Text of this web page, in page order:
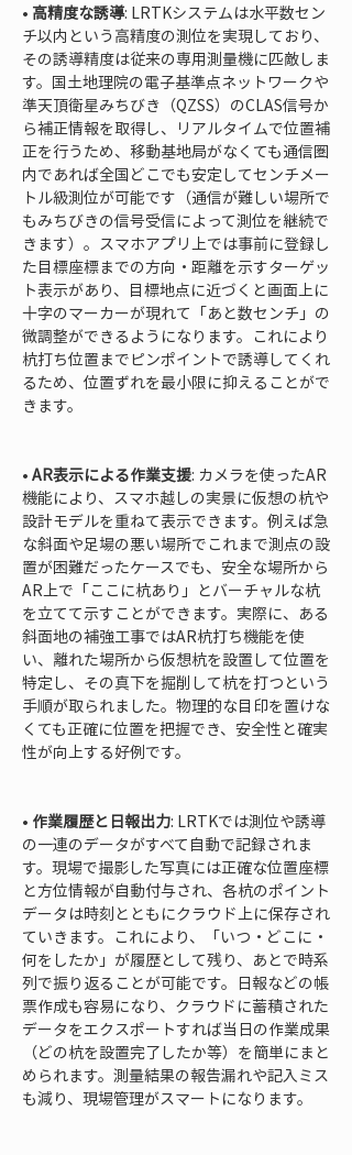
• 高精度な誘導: LRTKシステムは水平数セン
チ以内という高精度の測位を実現しており、
その誘導精度は従来の専用測量機に匹敵しま
す。国土地理院の電子基準点ネットワークや
準天頂衛星みちびき（QZSS）のCLAS信号か
ら補正情報を取得し、リアルタイムで位置補
正を行うため、移動基地局がなくても通信圏
内であれば全国どこでも安定してセンチメー
トル級測位が可能です（通信が難しい場所で
もみちびきの信号受信によって測位を継続で
きます）。スマホアプリ上では事前に登録し
た目標座標までの方向・距離を示すターゲッ
ト表示があり、目標地点に近づくと画面上に
十字のマーカーが現れて「あと数センチ」の
微調整ができるようになります。これにより
杭打ち位置までピンポイントで誘導してくれ
るため、位置ずれを最小限に抑えることがで
きます。
• AR表示による作業支援: カメラを使ったAR
機能により、スマホ越しの実景に仮想の杭や
設計モデルを重ねて表示できます。例えば急
な斜面や足場の悪い場所でこれまで測点の設
置が困難だったケースでも、安全な場所から
AR上で「ここに杭あり」とバーチャルな杭
を立てて示すことができます。実際に、ある
斜面地の補強工事ではAR杭打ち機能を使
い、離れた場所から仮想杭を設置して位置を
特定し、その真下を掘削して杭を打つという
手順が取られました。物理的な目印を置けな
くても正確に位置を把握でき、安全性と確実
性が向上する好例です。
• 作業履歴と日報出力: LRTKでは測位や誘導
の一連のデータがすべて自動で記録されま
す。現場で撮影した写真には正確な位置座標
と方位情報が自動付与され、各杭のポイント
データは時刻とともにクラウド上に保存され
ていきます。これにより、「いつ・どこに・
何をしたか」が履歴として残り、あとで時系
列で振り返ることが可能です。日報などの帳
票作成も容易になり、クラウドに蓄積された
データをエクスポートすれば当日の作業成果
（どの杭を設置完了したか等）を簡単にまと
められます。測量結果の報告漏れや記入ミス
も減り、現場管理がスマートになります。